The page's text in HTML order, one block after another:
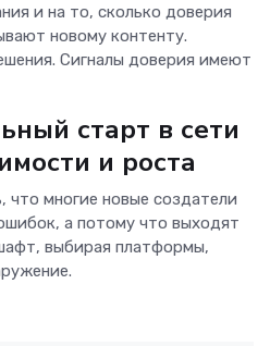
и на то, сколько доверия
новому контенту.
Сигналы доверия имеют
старт в сети
и роста
что многие новые создатели
а потому что выходят
выбирая платформы,